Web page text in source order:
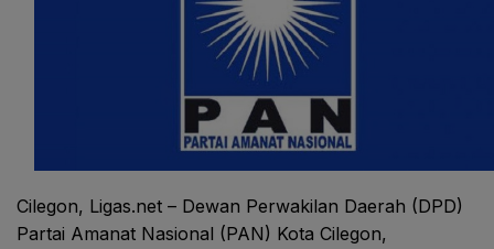
Cilegon, Ligas.net – Dewan Perwakilan Daerah (DPD)
Partai Amanat Nasional (PAN) Kota Cilegon,